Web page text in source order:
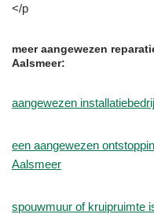
</p
meer aangewezen
Aalsmeer:
aangewezen
een aangewezen
Aalsmeer
spouwmuur of kruipruimte